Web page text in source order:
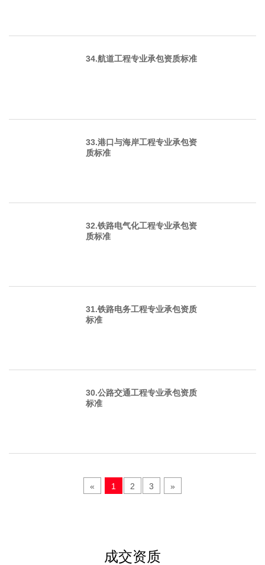
34.航道工程专业承包资质标准
33.港口与海岸工程专业承包资
质标准
32.铁路电气化工程专业承包资
质标准
31.铁路电务工程专业承包资质
标准
30.公路交通工程专业承包资质
标准
« 1 2 3 »
成交资质